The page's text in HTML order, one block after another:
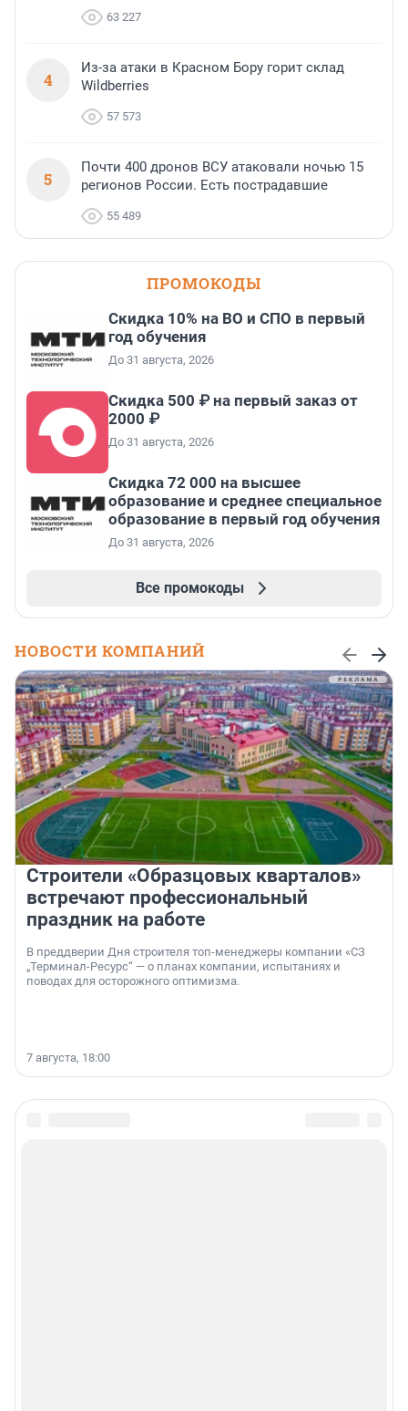
63 227
4
Из-за атаки в Красном Бору горит склад
Wildberries
57 573
5
Почти 400 дронов ВСУ атаковали ночью 15
регионов России. Есть пострадавшие
55 489
ПРОМОКОДЫ
Скидка 10% на ВО и СПО в первый
год обучения
До 31 августа, 2026
Скидка 500 ₽ на первый заказ от
2000 ₽
До 31 августа, 2026
Скидка 72 000 на высшее
образование и среднее специальное
образование в первый год обучения
До 31 августа, 2026
Все промокоды
НОВОСТИ КОМПАНИЙ
Строители «Образцовых кварталов»
встречают профессиональный
праздник на работе
В преддверии Дня строителя топ-менеджеры компании «СЗ
„Терминал-Ресурс“ — о планах компании, испытаниях и
поводах для осторожного оптимизма.
7 августа, 18:00